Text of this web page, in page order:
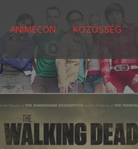
ANIMECON KÖZÖSSÉG